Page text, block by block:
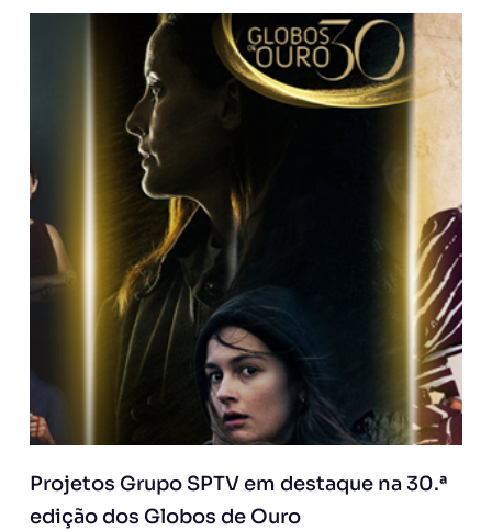
Projetos Grupo SPTV em destaque na 30.ª
edição dos Globos de Ouro